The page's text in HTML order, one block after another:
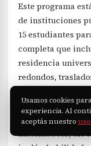
Este programa
de instituciones
15 estudiantes
completa que
residencia
redondos,
iniciativa busca
en ciencia,
matemáticas, así
Usamos cookies
experiencia. Al
aceptás nuestro